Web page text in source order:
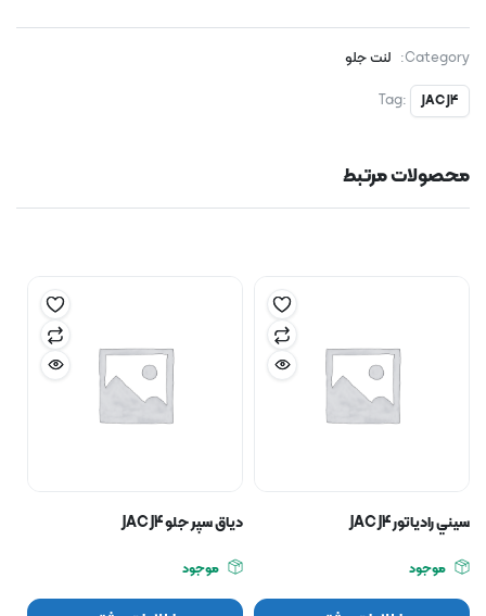
Category:
لنت جلو
Tag:
JAC J4
محصولات مرتبط
سيني رادياتور JAC J4
موجود
دياق سپر جلو JAC J4
موجود